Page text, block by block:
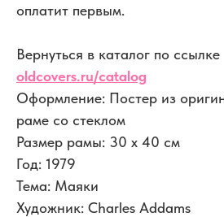
оплатит первым.
Вернуться в каталог по ссылке
oldcovers.ru/catalog
Оформление: Постер из
раме со стеклом
Размер рамы: 30 x 40 см
Год: 1979
Тема: Маяки
Художник: Charles Addams